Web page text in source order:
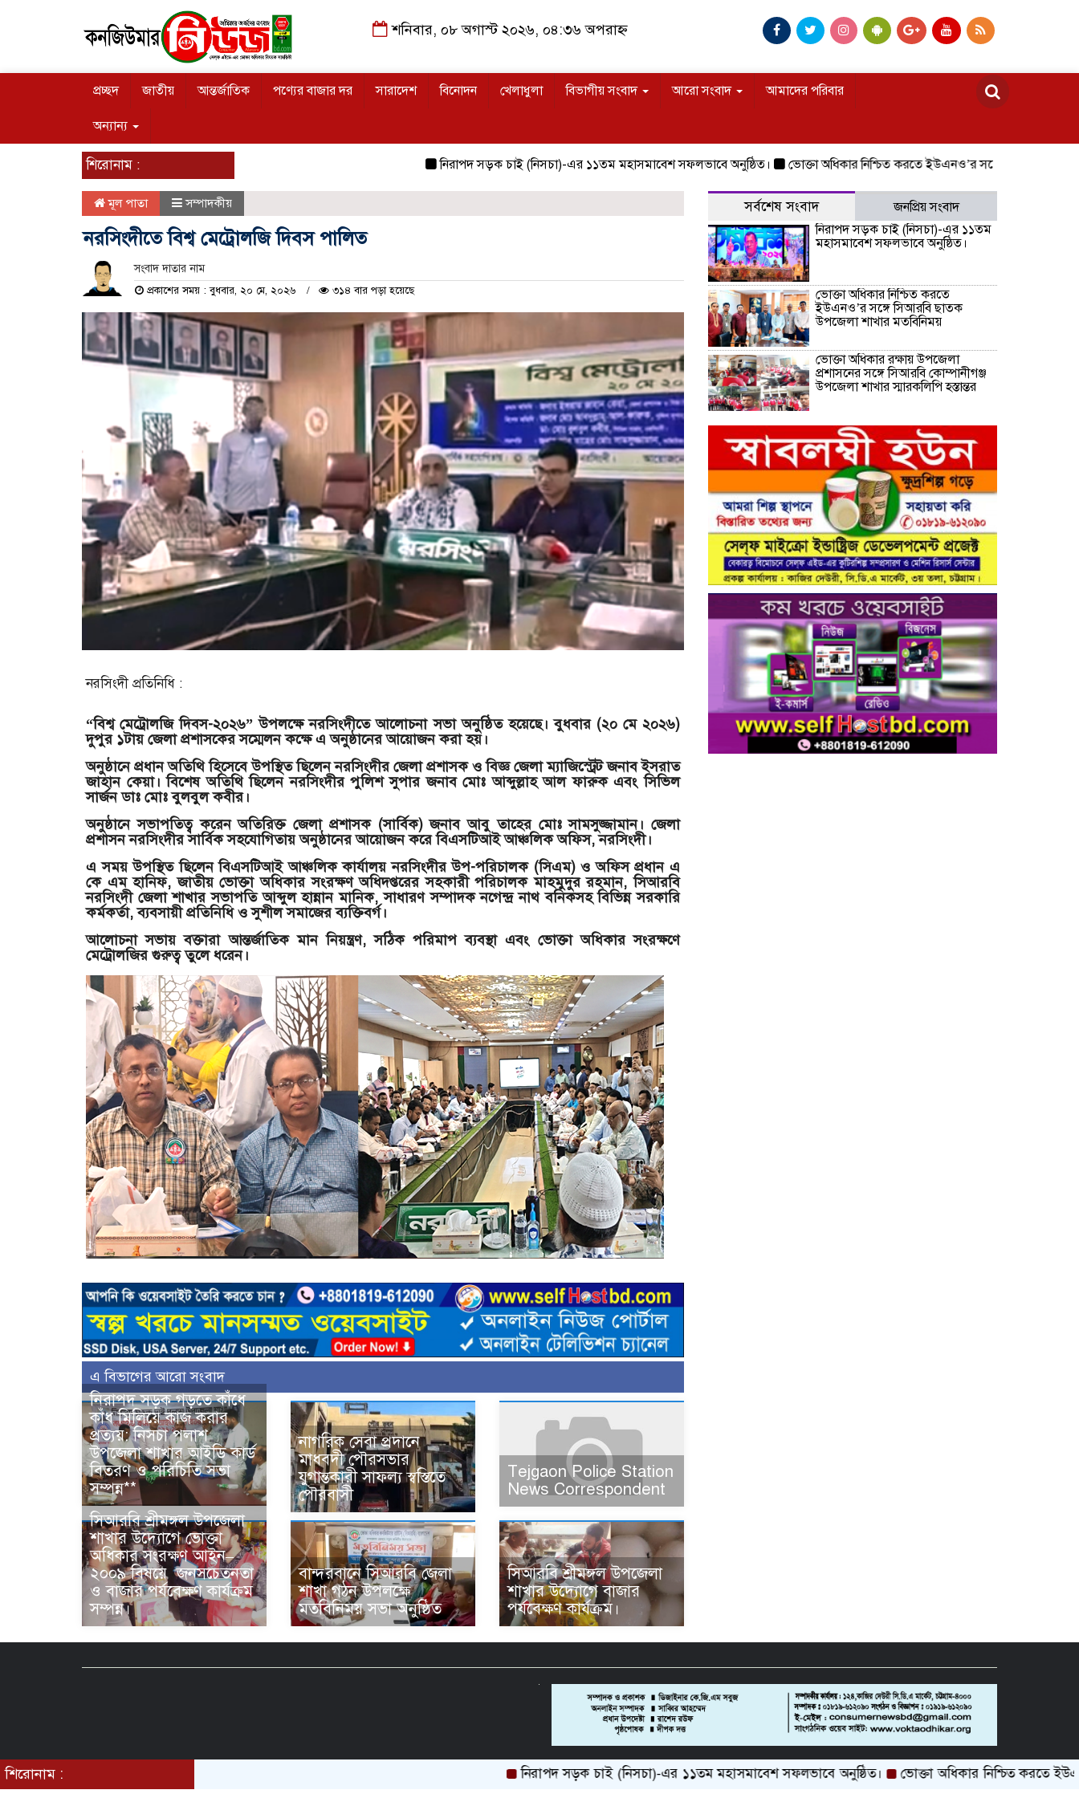
শনিবার, ০৮ অগাস্ট ২০২৬, ০৪:৩৬ অপরাহ্ন
প্রচ্ছদ জাতীয় আন্তর্জাতিক পণ্যের বাজার দর সারাদেশ বিনোদন খেলাধুলা বিভাগীয় সংবাদ আরো সংবাদ আমাদের পরিবার
অন্যান্য
শিরোনাম : নিরাপদ সড়ক চাই (নিসচা)-এর ১১তম মহাসমাবেশ সফলভাবে অনুষ্ঠিত। ভোক্তা অধিকার নিশ্চিত করতে ইউএনও’র সঙ্গে সিআরবি ছাতক
মূল পাতা সম্পাদকীয়
নরসিংদীতে বিশ্ব মেট্রোলজি দিবস পালিত
সংবাদ দাতার নাম
প্রকাশের সময় : বুধবার, ২০ মে, ২০২৬ ৩১৪ বার পড়া হয়েছে
নরসিংদী প্রতিনিধি :
“বিশ্ব মেট্রোলজি দিবস-২০২৬” উপলক্ষে নরসিংদীতে আলোচনা সভা অনুষ্ঠিত হয়েছে। বুধবার (২০ মে ২০২৬)
দুপুর ১টায় জেলা প্রশাসকের সম্মেলন কক্ষে এ অনুষ্ঠানের আয়োজন করা হয়।
অনুষ্ঠানে প্রধান অতিথি হিসেবে উপস্থিত ছিলেন নরসিংদীর জেলা প্রশাসক ও বিজ্ঞ জেলা ম্যাজিস্ট্রেট জনাব ইসরাত
জাহান কেয়া। বিশেষ অতিথি ছিলেন নরসিংদীর পুলিশ সুপার জনাব মোঃ আব্দুল্লাহ আল ফারুক এবং সিভিল
সার্জন ডাঃ মোঃ বুলবুল কবীর।
অনুষ্ঠানে সভাপতিত্ব করেন অতিরিক্ত জেলা প্রশাসক (সার্বিক) জনাব আবু তাহের মোঃ সামসুজ্জামান। জেলা
প্রশাসন নরসিংদীর সার্বিক সহযোগিতায় অনুষ্ঠানের আয়োজন করে বিএসটিআই আঞ্চলিক অফিস, নরসিংদী।
এ সময় উপস্থিত ছিলেন বিএসটিআই আঞ্চলিক কার্যালয় নরসিংদীর উপ-পরিচালক (সিএম) ও অফিস প্রধান এ
কে এম হানিফ, জাতীয় ভোক্তা অধিকার সংরক্ষণ অধিদপ্তরের সহকারী পরিচালক মাহমুদুর রহমান, সিআরবি
নরসিংদী জেলা শাখার সভাপতি আব্দুল হান্নান মানিক, সাধারণ সম্পাদক নগেন্দ্র নাথ বনিকসহ বিভিন্ন সরকারি
কর্মকর্তা, ব্যবসায়ী প্রতিনিধি ও সুশীল সমাজের ব্যক্তিবর্গ।
আলোচনা সভায় বক্তারা আন্তর্জাতিক মান নিয়ন্ত্রণ, সঠিক পরিমাপ ব্যবস্থা এবং ভোক্তা অধিকার সংরক্ষণে
মেট্রোলজির গুরুত্ব তুলে ধরেন।
এ বিভাগের আরো সংবাদ
নিরাপদ সড়ক গড়তে কাঁধে
কাঁধ মিলিয়ে কাজ করার
প্রত্যয়: নিসচা পলাশ
উপজেলা শাখার আইডি কার্ড
বিতরণ ও পরিচিতি সভা
সম্পন্ন**
নাগরিক সেবা প্রদানে
মাধবদী পৌরসভার
যুগান্তকারী সাফল্য স্বস্তিতে
পৌরবাসী
Tejgaon Police Station
News Correspondent
সিআরবি শ্রীমঙ্গল উপজেলা
শাখার উদ্যোগে ভোক্তা
অধিকার সংরক্ষণ আইন–
২০০৯ বিষয়ে জনসচেতনতা
ও বাজার পর্যবেক্ষণ কার্যক্রম
সম্পন্ন।
বান্দরবানে সিআরবি জেলা
শাখা গঠন উপলক্ষে
মতবিনিময় সভা অনুষ্ঠিত
সিআরবি শ্রীমঙ্গল উপজেলা
শাখার উদ্যোগে বাজার
পর্যবেক্ষণ কার্যক্রম।
সর্বশেষ সংবাদ
জনপ্রিয় সংবাদ
নিরাপদ সড়ক চাই (নিসচা)-এর ১১তম
মহাসমাবেশ সফলভাবে অনুষ্ঠিত।
ভোক্তা অধিকার নিশ্চিত করতে
ইউএনও’র সঙ্গে সিআরবি ছাতক
উপজেলা শাখার মতবিনিময়
ভোক্তা অধিকার রক্ষায় উপজেলা
প্রশাসনের সঙ্গে সিআরবি কোম্পানীগঞ্জ
উপজেলা শাখার স্মারকলিপি হস্তান্তর
নরসিংদীর শিবপুরের নিরাপদ সড়ক চাই
কমিটির আলোচনা সভা ও আইডি কার্ড
বিতরণ।
নিরাপদ সড়ক গড়তে কাঁধে কাঁধ
মিলিয়ে কাজ করার প্রত্যয়: নিসচা
পলাশ উপজেলা শাখার আইডি কার্ড
বিতরণ ও পরিচিতি সভা সম্পন্ন**
নাগরিক সেবা প্রদানে মাধবদী
পৌরসভার যুগান্তকারী সাফল্য স্বস্তিতে
পৌরবাসী
গাজীপুরের কালিয়াকৈরে ভেজাল
সন্দেশ কারখানায় ভোক্তা অধিদপ্তরের
অভিযান, শাস্তিবিহী ৭৫ হাজার টাকা
জরিমানা
বিষয়: সিআরবি’র নরসিংদী জেলা শাখার
উদ্যোগে মাসিক বাজার পর্যবেক্ষণ
কার্যক্রম সম্পন্ন
ফিটনেসবিহীন গাড়িতে বিআরটিএ
শিরোনাম : নিরাপদ সড়ক চাই (নিসচা)-এর ১১তম মহাসমাবেশ সফলভাবে অনুষ্ঠিত। ভোক্তা অধিকার নিশ্চিত করতে
Design by:SELF HOST BD